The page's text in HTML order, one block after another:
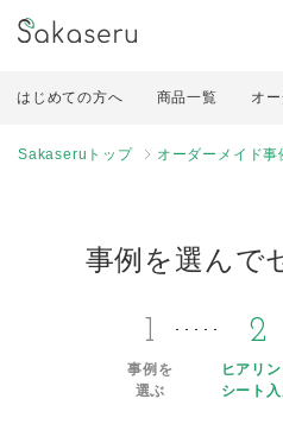
はじめての方へ 商品一覧 オ
Sakaseruトップ オーダーメイド事
事例を選んで
1
事例を
選ぶ
2
ヒアリ
シート入